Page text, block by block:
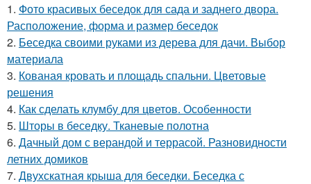
1. Фото красивых беседок для сада и заднего двора.
Расположение, форма и размер беседок
2. Беседка своими руками из дерева для дачи. Выбор
материала
3. Кованая кровать и площадь спальни. Цветовые
решения
4. Как сделать клумбу для цветов. Особенности
5. Шторы в беседку. Тканевые полотна
6. Дачный дом с верандой и террасой. Разновидности
летних домиков
7. Двухскатная крыша для беседки. Беседка с